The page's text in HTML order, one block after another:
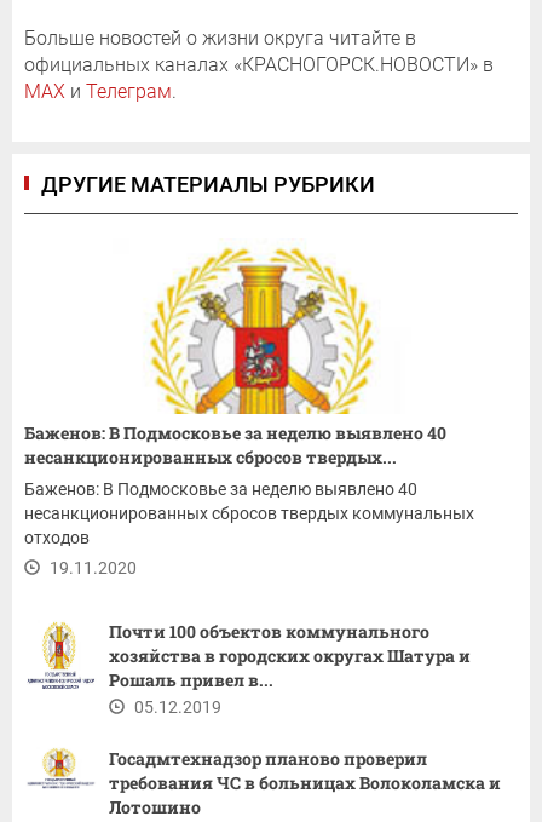
Больше новостей о жизни округа читайте в
официальных каналах «КРАСНОГОРСК.НОВОСТИ» в
MAX и Телеграм.
ДРУГИЕ МАТЕРИАЛЫ РУБРИКИ
Баженов: В Подмосковье за неделю выявлено 40
несанкционированных сбросов твердых...
Баженов: В Подмосковье за неделю выявлено 40
несанкционированных сбросов твердых коммунальных
отходов
19.11.2020
Почти 100 объектов коммунального
хозяйства в городских округах Шатура и
Рошаль привел в...
05.12.2019
Госадмтехнадзор планово проверил
требования ЧС в больницах Волоколамска и
Лотошино